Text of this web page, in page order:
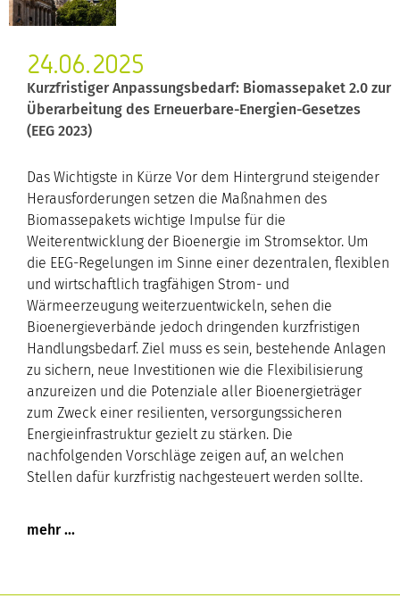
24.06.2025
Kurzfristiger Anpassungsbedarf: Biomassepaket 2.0 zur
Überarbeitung des Erneuerbare-Energien-Gesetzes
(EEG 2023)
Das Wichtigste in Kürze Vor dem Hintergrund steigender
Herausforderungen setzen die Maßnahmen des
Biomassepakets wichtige Impulse für die
Weiterentwicklung der Bioenergie im Stromsektor. Um
die EEG-Regelungen im Sinne einer dezentralen, flexiblen
und wirtschaftlich tragfähigen Strom- und
Wärmeerzeugung weiterzuentwickeln, sehen die
Bioenergieverbände jedoch dringenden kurzfristigen
Handlungsbedarf. Ziel muss es sein, bestehende Anlagen
zu sichern, neue Investitionen wie die Flexibilisierung
anzureizen und die Potenziale aller Bioenergieträger
zum Zweck einer resilienten, versorgungssicheren
Energieinfrastruktur gezielt zu stärken. Die
nachfolgenden Vorschläge zeigen auf, an welchen
Stellen dafür kurzfristig nachgesteuert werden sollte.